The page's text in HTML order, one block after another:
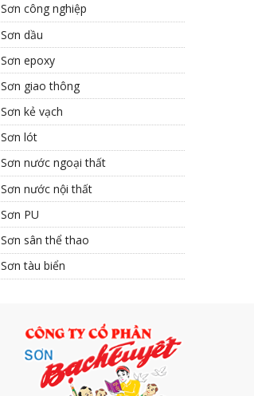
Sơn công nghiệp
Sơn dầu
Sơn epoxy
Sơn giao thông
Sơn kẻ vạch
Sơn lót
Sơn nước ngoại thất
Sơn nước nội thất
Sơn PU
Sơn sân thể thao
Sơn tàu biển